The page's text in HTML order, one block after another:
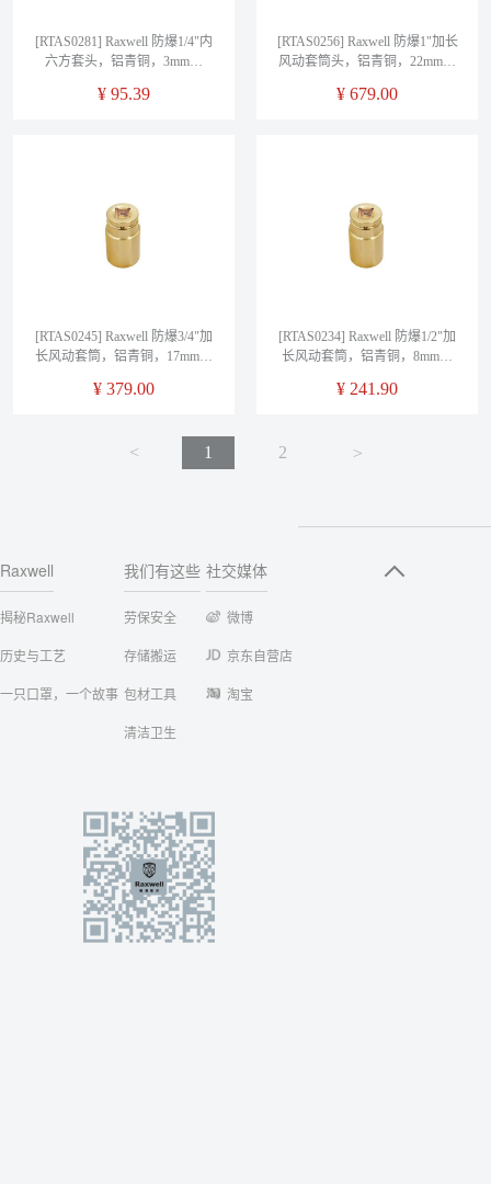
[RTAS0281] Raxwell 防爆1/4"内
六方套头，铝青铜，3mm，
¥ 95.39
[RTAS0256] Raxwell 防爆1"加长
风动套筒头，铝青铜，22mm，
¥679.00
[RTAS0245] Raxwell 防爆3/4"加
长风动套筒，铝青铜，17mm，
¥ 379.00
[RTAS0234] Raxwell 防爆1/2"加
长风动套筒，铝青铜，8mm，
¥ 241.90
< 1 2 <
Raxwell
揭秘Raxwell
历史与工艺
一只口罩，一个故事
我们有这些
劳保安全
存储搬运
包材工具
清洁卫生
社交媒体
微博
京东自营店
淘宝